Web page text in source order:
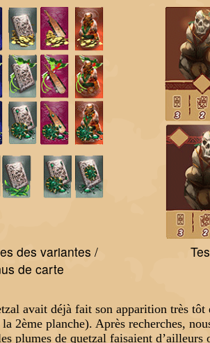
des variantes /
de carte
avait déjà fait son apparition très
2ème planche). Après recherches,
plumes de quetzal faisaient